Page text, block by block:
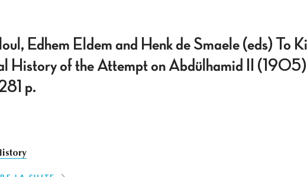
Edhem Eldem and Henk de Smaele (eds) To
History of the Attempt on Abdülhamid II
p.